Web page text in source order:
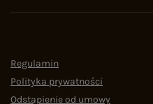
Regulamin
Polityka prywatności
Odstąpienie od umowy